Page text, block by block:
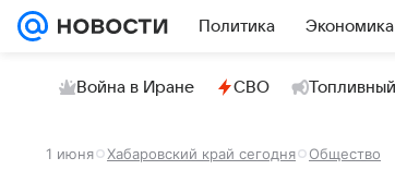
Политика Экономика
Война в Иране СВО
1 июня Хабаровский край сегодня Общество